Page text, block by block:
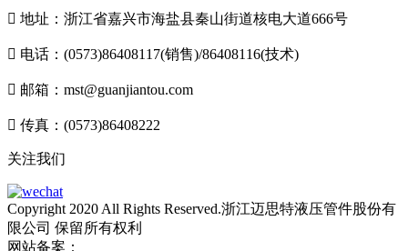
 地址：浙江省嘉兴市海盐县秦山街道核电大道666号
 电话：(0573)86408117(销售)/86408116(技术)
 邮箱：mst@guanjiantou.com
 传真：(0573)86408222
关注我们
Copyright 2020 All Rights Reserved.浙江迈思特液压管件股份有
限公司 保留所有权利
网站备案：